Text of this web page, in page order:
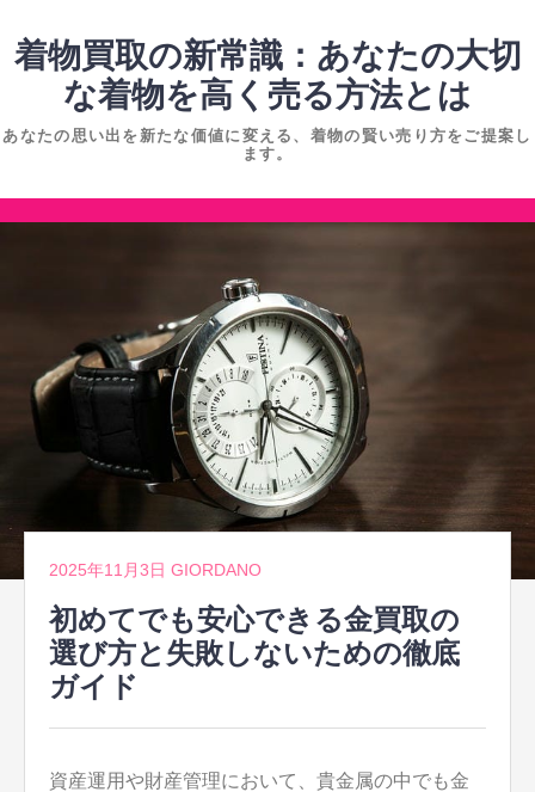
ン
ツ
着物買取の新常識：あなたの大切
な着物を高く売る方法とは
あなたの思い出を新たな価値に変える、着物の賢い売り方をご提案し
ます。
コ
2025年11月3日 GIORDANO
初めてでも安心できる金買取の
選び方と失敗しないための徹底
ガイド
資産運用や財産管理において、貴金属の中でも金